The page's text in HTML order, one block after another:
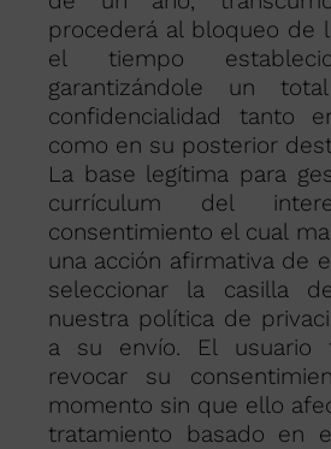
procederá al bloqueo de
el tiempo
garantizándole un
confidencialidad tanto
como en su posterior
La base legítima para
currículum del
consentimiento el cual
una acción afirmativa de
seleccionar la casilla
nuestra política de
a su envío. El usuario
revocar su
momento sin que ello
tratamiento basado en